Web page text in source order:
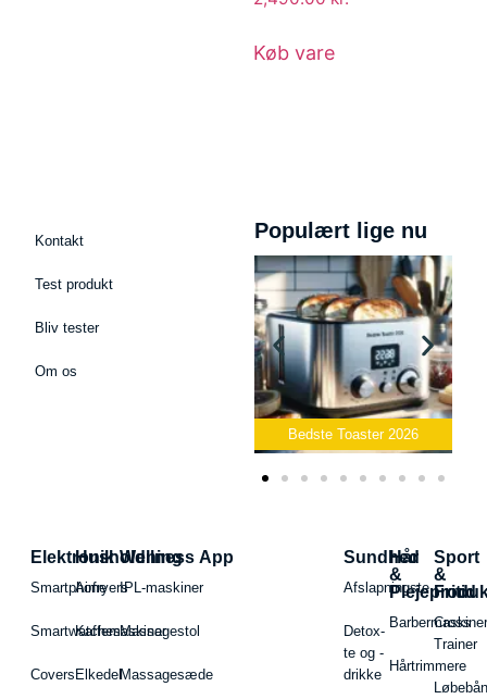
Køb vare
Kontakt
Test produkt
Bliv tester
Om os
Populært lige nu
Bedste Toaster 2026 Bedste
Elektronik
Smartphone
Smartwatches
Covers
Husholdning
Airfryers
Kaffemaskiner
Elkedel
Wellness App
IPL-maskiner
Massagestol
Massagesæde
Sundhed
Afslapningste
Detox-
te og -
drikke
Hår
&
Hårtrimmere
Sport
&
Fritid
Cross
Trainer